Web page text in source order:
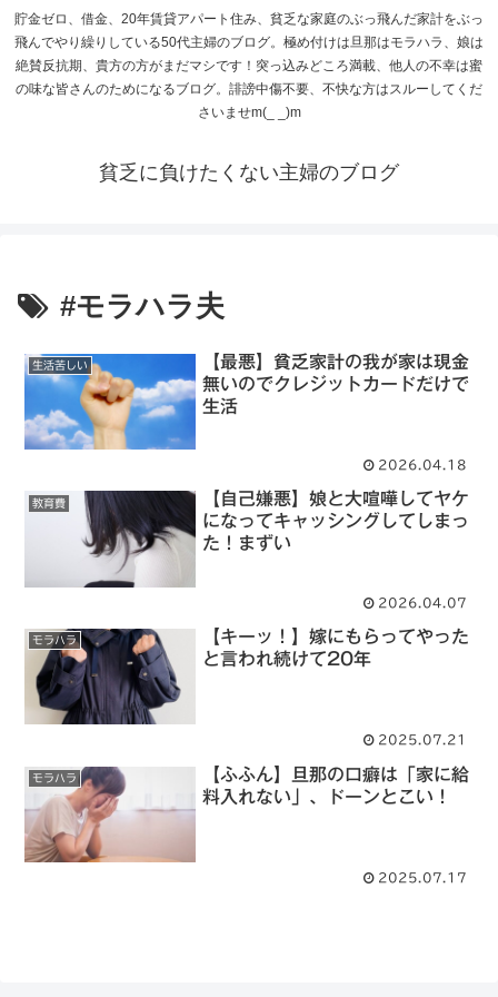
貯金ゼロ、借金、20年賃貸アパート住み、貧乏な家庭のぶっ飛んだ家計をぶっ
飛んでやり繰りしている50代主婦のブログ。極め付けは旦那はモラハラ、娘は
絶賛反抗期、貴方の方がまだマシです！突っ込みどころ満載、他人の不幸は蜜
の味な皆さんのためになるブログ。誹謗中傷不要、不快な方はスルーしてくだ
さいませm(_ _)m
貧乏に負けたくない主婦のブログ
#モラハラ夫
生活苦しい
【最悪】貧乏家計の我が家は現金
無いのでクレジットカードだけで
生活
2026.04.18
教育費
【自己嫌悪】娘と大喧嘩してヤケ
になってキャッシングしてしまっ
た！まずい
2026.04.07
モラハラ
【キーッ！】嫁にもらってやった
と言われ続けて20年
2025.07.21
モラハラ
【ふふん】旦那の口癖は「家に給
料入れない」、ドーンとこい！
2025.07.17